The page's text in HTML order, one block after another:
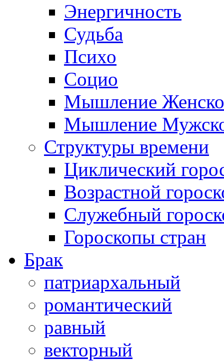
Энергичность
Судьба
Психо
Социо
Мышление
Мышление
Структуры времени
Циклический
Возрастной
Служебный
Гороскопы стран
Брак
патриархальный
романтический
равный
векторный